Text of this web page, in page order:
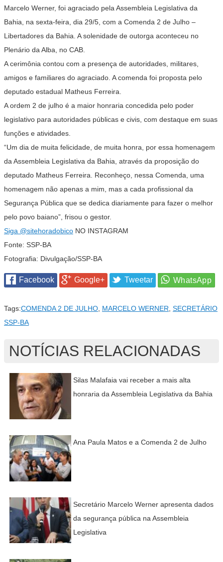
Marcelo Werner, foi agraciado pela Assembleia Legislativa da
Bahia, na sexta-feira, dia 29/5, com a Comenda 2 de Julho –
Libertadores da Bahia. A solenidade de outorga aconteceu no
Plenário da Alba, no CAB.
A cerimônia contou com a presença de autoridades, militares,
amigos e familiares do agraciado. A comenda foi proposta pelo
deputado estadual Matheus Ferreira.
A ordem 2 de julho é a maior honraria concedida pelo poder
legislativo para autoridades públicas e civis, com destaque em suas
funções e atividades.
“Um dia de muita felicidade, de muita honra, por essa homenagem
da Assembleia Legislativa da Bahia, através da proposição do
deputado Matheus Ferreira. Reconheço, nessa Comenda, uma
homenagem não apenas a mim, mas a cada profissional da
Segurança Pública que se dedica diariamente para fazer o melhor
pelo povo baiano”, frisou o gestor.
Siga @sitehoradobico NO INSTAGRAM
Fonte: SSP-BA
Fotografia: Divulgação/SSP-BA
Facebook Google+ Tweetar
Tags:COMENDA 2 DE JULHO, MARCELO WERNER, SECRETÁRIO
SSP-BA
NOTÍCIAS RELACIONADAS
Silas Malafaia vai receber a mais alta
honraria da Assembleia Legislativa da Bahia
Ana Paula Matos e a Comenda 2 de Julho
Secretário Marcelo Werner apresenta dados
da segurança pública na Assembleia
Legislativa